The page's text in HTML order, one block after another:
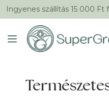
Ingyenes szállítás 15 000 Ft